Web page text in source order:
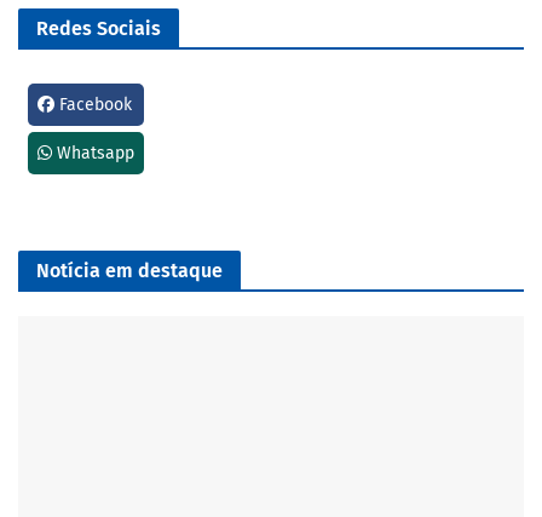
Redes Sociais
Facebook
Whatsapp
Notícia em destaque